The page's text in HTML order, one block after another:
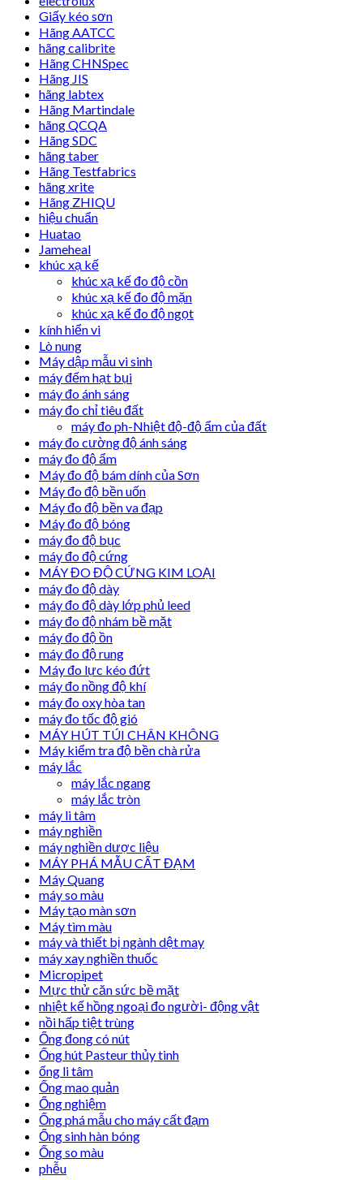
Giấy kéo sơn
Hãng AATCC
hãng calibrite
Hãng CHNSpec
Hãng JIS
hãng labtex
Hãng Martindale
hãng QCQA
Hãng SDC
hãng taber
Hãng Testfabrics
hãng xrite
Hãng ZHIQU
hiệu chuẩn
Huatao
Jameheal
khúc xạ kế
khúc xạ kế đo độ cồn
khúc xạ kế đo độ mặn
khúc xạ kế đo độ ngọt
kính hiển vi
Lò nung
Máy dập mẫu vi sinh
máy đếm hạt bụi
máy đo ánh sáng
máy đo chỉ tiêu đất
máy đo ph-Nhiệt độ-độ ẩm của đất
máy đo cường độ ánh sáng
máy đo độ ẩm
Máy đo độ bám dính của Sơn
Máy đo độ bền uốn
Máy đo độ bền va đạp
Máy đo độ bóng
máy đo độ bục
máy đo độ cứng
MÁY ĐO ĐỘ CỨNG KIM LOẠI
máy đo độ dày
máy đo độ dày lớp phủ leed
máy đo độ nhám bề mặt
máy đo độ ồn
máy đo độ rung
Máy đo lực kéo đứt
máy đo nồng độ khí
máy đo oxy hòa tan
máy đo tốc độ gió
MÁY HÚT TÚI CHÂN KHÔNG
Máy kiểm tra độ bền chà rửa
máy lắc
máy lắc ngang
máy lắc tròn
máy li tâm
máy nghiền
máy nghiền dược liệu
MÁY PHÁ MẪU CẤT ĐẠM
Máy Quang
máy so màu
Máy tạo màn sơn
Máy tìm màu
máy và thiết bị ngành dệt may
máy xay nghiền thuốc
Micropipet
Mực thử căn sức bề mặt
nhiệt kế hồng ngoại đo người- động vật
nồi hấp tiệt trùng
Ống đong có nút
Ống hút Pasteur thủy tinh
ống li tâm
Ống mao quản
Ống nghiệm
Ống phá mẫu cho máy cất đạm
Ống sinh hàn bóng
Ống so màu
phễu